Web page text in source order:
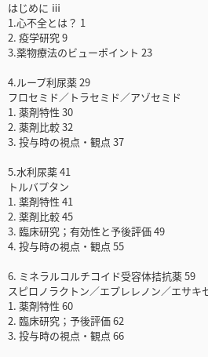
はじめに ⅲ
1.心不全とは？ 1
2. 疫学研究 9
3.薬物療法のビューポイント 23
4.ループ利尿薬 29
フロセミド／トラセミド／アゾセミド
1. 薬剤特性 30
2. 薬剤比較 32
3. 投与時の視点・観点 37
5.水利尿薬 41
トルバプタン
1. 薬剤特性 41
2. 薬剤比較 45
3. 臨床研究；有効性と予後評価 49
4. 投与時の視点・観点 55
6. ミネラルコルチコイド受容体拮抗薬 59
スピロノラクトン／エプレレノン／エサキ
1. 薬剤特性 60
2. 臨床研究；予後評価 62
3. 投与時の視点・観点 66